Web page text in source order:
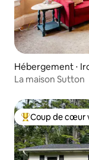
Hébergement ⋅
La maison Sutton
Coups de cœur
Coup de cœur